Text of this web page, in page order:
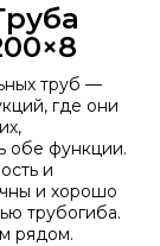
труб —
где они
обе функции.
и
и хорошо
трубогиба.
рядом.